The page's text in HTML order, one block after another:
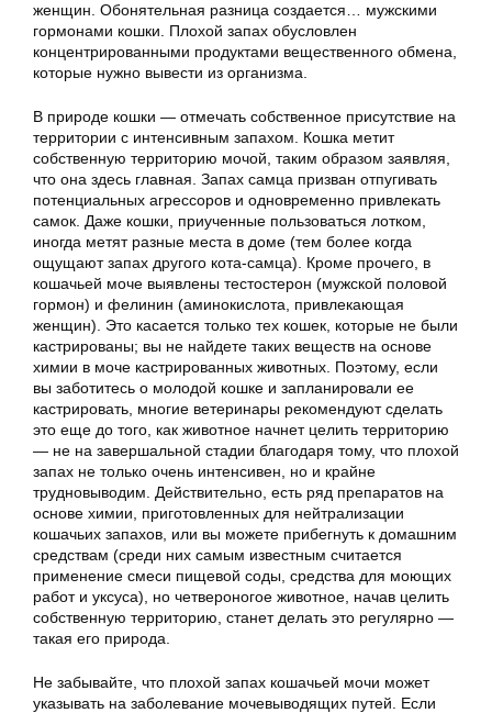
женщин. Обонятельная разница создается… мужскими
гормонами кошки. Плохой запах обусловлен
концентрированными продуктами вещественного обмена,
которые нужно вывести из организма.
В природе кошки — отмечать собственное присутствие на
территории с интенсивным запахом. Кошка метит
собственную территорию мочой, таким образом заявляя,
что она здесь главная. Запах самца призван отпугивать
потенциальных агрессоров и одновременно привлекать
самок. Даже кошки, приученные пользоваться лотком,
иногда метят разные места в доме (тем более когда
ощущают запах другого кота-самца). Кроме прочего, в
кошачьей моче выявлены тестостерон (мужской половой
гормон) и фелинин (аминокислота, привлекающая
женщин). Это касается только тех кошек, которые не были
кастрированы; вы не найдете таких веществ на основе
химии в моче кастрированных животных. Поэтому, если
вы заботитесь о молодой кошке и запланировали ее
кастрировать, многие ветеринары рекомендуют сделать
это еще до того, как животное начнет целить территорию
— не на завершальной стадии благодаря тому, что плохой
запах не только очень интенсивен, но и крайне
трудновыводим. Действительно, есть ряд препаратов на
основе химии, приготовленных для нейтрализации
кошачьих запахов, или вы можете прибегнуть к домашним
средствам (среди них самым известным считается
применение смеси пищевой соды, средства для моющих
работ и уксуса), но четвероногое животное, начав целить
собственную территорию, станет делать это регулярно —
такая его природа.
Не забывайте, что плохой запах кошачьей мочи может
указывать на заболевание мочевыводящих путей. Если